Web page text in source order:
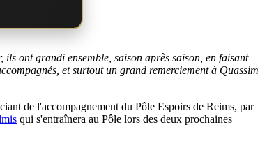
ont grandi ensemble, saison après saison, en faisant
et surtout un grand remerciement à Quassim
de l'accompagnement du Pôle Espoirs de Reims, par
qui s'entraînera au Pôle lors des deux prochaines